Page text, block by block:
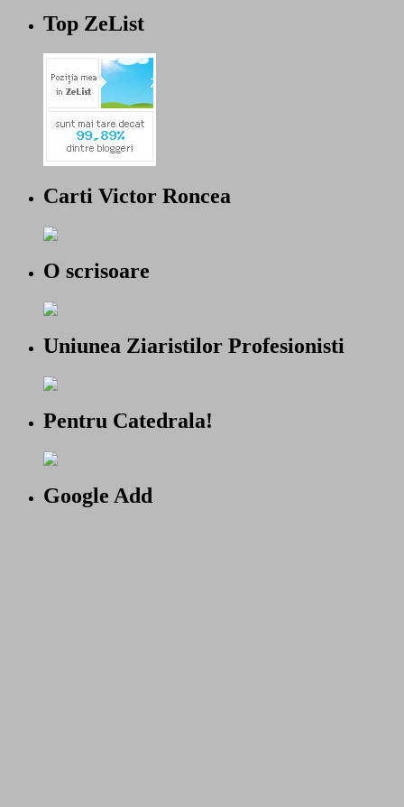
Top ZeList
Carti Victor Roncea
O scrisoare
Uniunea Ziaristilor Profesionisti
Pentru Catedrala!
Google Add